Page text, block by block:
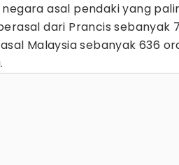
asal pendaki yang
dari Prancis sebanyak
Malaysia sebanyak 636